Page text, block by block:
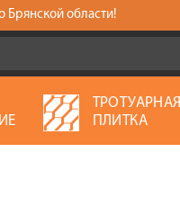
Брянской области!
ТРОТУАРНАЯ
ПЛИТКА